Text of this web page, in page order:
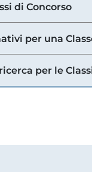
di Concorso
per una
per le